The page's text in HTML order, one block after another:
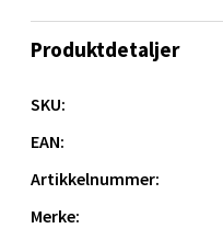
Bruk den alene for et
allsidig tillegg til
Produktdetaljer
SKU:
EAN:
Artikkelnummer:
Merke:
Bergen -
Torgalmenningen 8,